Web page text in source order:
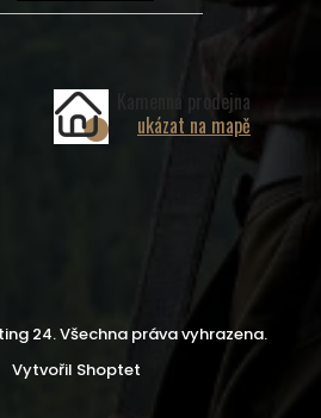
Kamenná prodejna
ukázat na mapě
Vytvořil Shoptet
24. Všechna práva vyhrazena.